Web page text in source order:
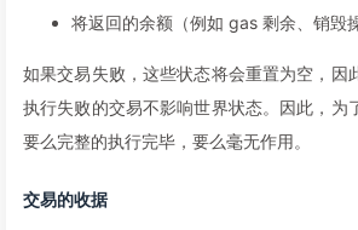
将返回的余额（例如 gas 剩余、销毁
如果交易失败，这些状态将会重置为空，因
执行失败的交易不影响世界状态。因此，为
要么完整的执行完毕，要么毫无作用。
交易的收据